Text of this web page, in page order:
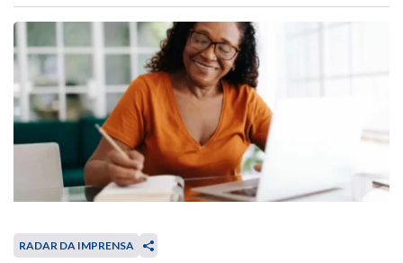
RADAR DA IMPRENSA